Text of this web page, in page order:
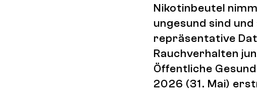
Nikotinbeutel
ungesund sind
repräsentative
Rauchverhalten
Öffentliche
2026 (31. Mai)